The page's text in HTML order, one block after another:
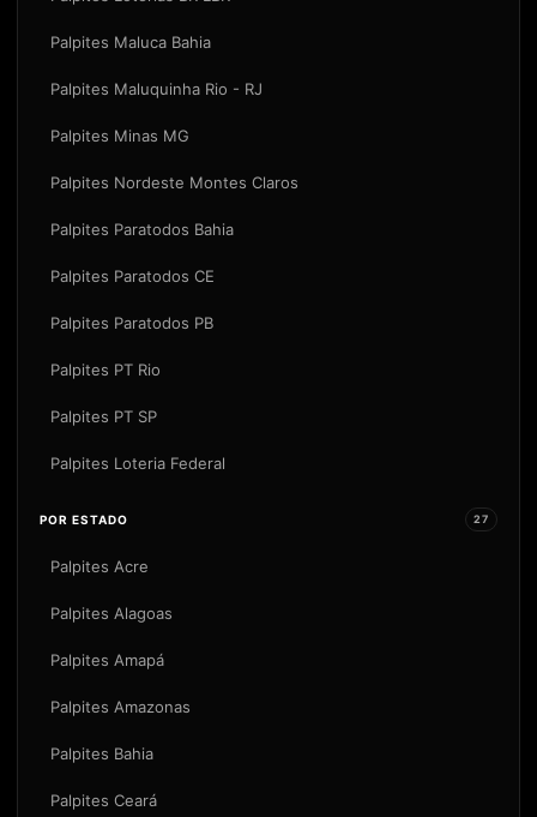
Palpites Maluca Bahia
Palpites Maluquinha Rio - RJ
Palpites Minas MG
Palpites Nordeste Montes Claros
Palpites Paratodos Bahia
Palpites Paratodos CE
Palpites Paratodos PB
Palpites PT Rio
Palpites PT SP
Palpites Loteria Federal
POR ESTADO 27
Palpites Acre
Palpites Alagoas
Palpites Amapá
Palpites Amazonas
Palpites Bahia
Palpites Ceará